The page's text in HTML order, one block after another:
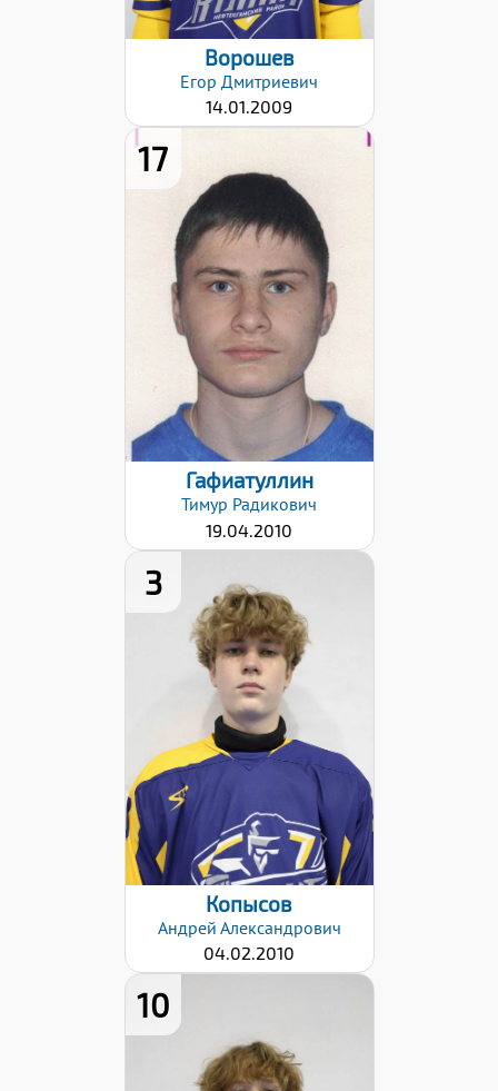
Ворошев
Егор Дмитриевич
14.01.2009
17
170
Вес:
60
Хват клюшки:
Левый
Дата заявки:
22.01.2026
Гафиатуллин
Тимур Радикович
19.04.2010
3
Рост:
178
Вес:
68
Хват клюшки:
Левый
22.01.2026
Копысов
Андрей Александрович
04.02.2010
10
Рост:
178